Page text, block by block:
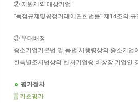
② 지원제외 대상기업
"독점규제및공정거래에관한법률" 제14조의
③ 우대배정
중소기업기본법 및 동법 시행령상의 중소기
한특별조치법상의 벤처기업중 비상장 기업인
평가절차
▒ 기초평가